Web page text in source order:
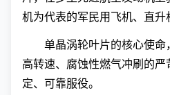
机为代表的军民用飞机、直升
单晶涡轮叶片的核心使命
高转速、腐蚀性燃气冲刷的
定、可靠服役。